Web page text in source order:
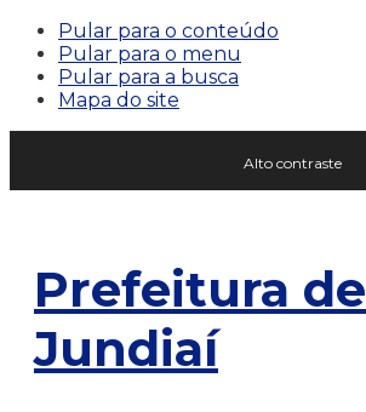
Pular para o conteúdo
Pular para o menu
Pular para a busca
Mapa do site
Alto contraste
Prefeitura de
Jundiaí